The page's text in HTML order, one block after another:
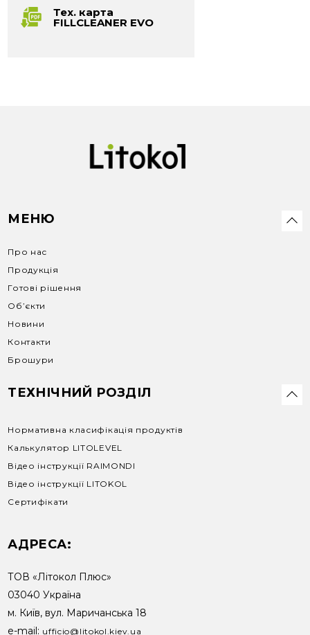
Тех. карта
FILLCLEANER EVO
МЕНЮ
Про нас
Продукція
Готові рішення
Об’єкти
Новини
Контакти
Брошури
ТЕХНІЧНИЙ РОЗДІЛ
Нормативна класифікація продуктів
Калькулятор LITOLEVEL
Відео інструкції RAIMONDI
Відео інструкції LITOKOL
Сертифікати
АДРЕСА:
ТОВ «Літокол Плюс»
03040 Україна
м. Київ, вул. Маричанська 18
e-mail: ufficio@litokol.kiev.ua